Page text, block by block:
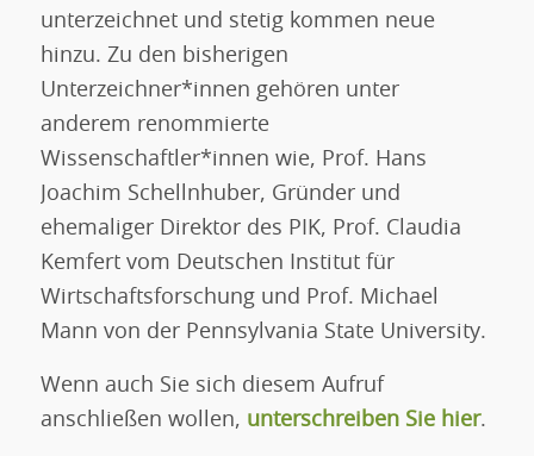
unterzeichnet und stetig kommen neue
hinzu. Zu den bisherigen
Unterzeichner*innen gehören unter
anderem renommierte
Wissenschaftler*innen wie, Prof. Hans
Joachim Schellnhuber, Gründer und
ehemaliger Direktor des PIK, Prof. Claudia
Kemfert vom Deutschen Institut für
Wirtschaftsforschung und Prof. Michael
Mann von der Pennsylvania State University.
Wenn auch Sie sich diesem Aufruf
anschließen wollen, unterschreiben Sie hier.